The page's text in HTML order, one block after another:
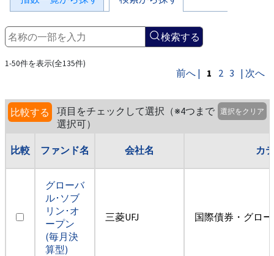
検索する
1-50件を表示(全135件)
前へ | 1 2 3 | 次へ
比較する
項目をチェックして選択（※4つまで
選択可）
選択をクリア
比較 ファンド名 会社名 カ
グローバ
ル･ソブ
リン･オ
ープン
(毎月決
算型)
三菱UFJ 国際債券・グロ